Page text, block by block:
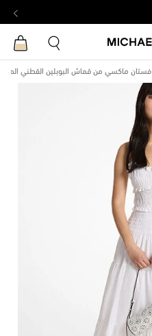
فستان ماكسي من قماش البوبلين القطني